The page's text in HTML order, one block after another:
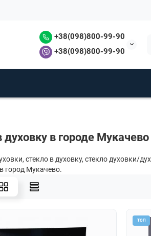
+38(098)800-99-90
+38(098)800-99-90
духовку в городе Мукачево
стекло в духовку, стекло духовки/
город Мукачево.
ТОП